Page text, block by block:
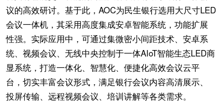
议的高效研讨。基于此，AOC为民生银行选用大尺寸LED
会议一体机，其采用高度集成安卓智能系统，功能扩展
性强。实际应用中，可通过集微密小间距技术、安卓系
统、视频会议、无线中央控制于一体AIoT智能生态LED商
显系统，打造一体化、智慧化、便捷化高效会议云平
台，切实丰富会议形式，满足银行会议内容高清展示、
投屏传输、远程视频会议、培训讲解等各类需求。